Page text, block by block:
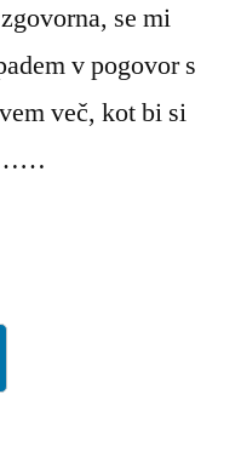
se mi
v pogovor s
več, kot bi si